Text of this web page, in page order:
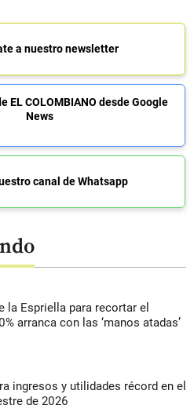
a nuestro newsletter
EL COLOMBIANO desde Google
News
canal de Whatsapp
la Espriella para recortar el
arranca con las ‘manos atadas’
ingresos y utilidades récord en el
de 2026